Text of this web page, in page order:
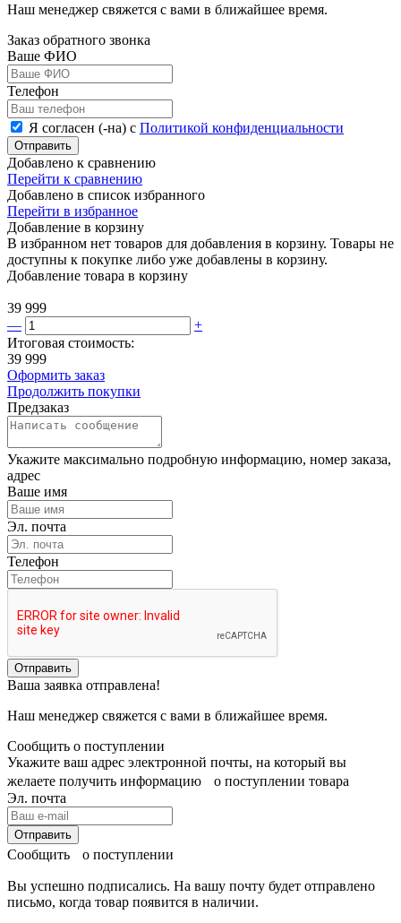
Наш менеджер свяжется с вами в ближайшее время.
Заказ обратного звонка
Ваше ФИО
Телефон
Я согласен (-на) с Политикой конфиденциальности
Отправить
Добавлено к сравнению
Перейти к сравнению
Добавлено в список избранного
Перейти в избранное
Добавление в корзину
В избранном нет товаров для добавления в корзину. Товары не
доступны к покупке либо уже добавлены в корзину.
Добавление товара в корзину
39 999
—
+
Итоговая стоимость:
39 999
Оформить заказ
Продолжить покупки
Предзаказ
Укажите максимально подробную информацию, номер заказа,
адрес
Ваше имя
Эл. почта
Телефон
Отправить
Ваша заявка отправлена!
Наш менеджер свяжется с вами в ближайшее время.
Сообщить о поступлении
Укажите ваш адрес электронной почты, на который вы
желаете получить информацию о поступлении товара
Эл. почта
Отправить
Сообщить о поступлении
Вы успешно подписались. На вашу почту будет отправлено
письмо, когда товар появится в наличии.